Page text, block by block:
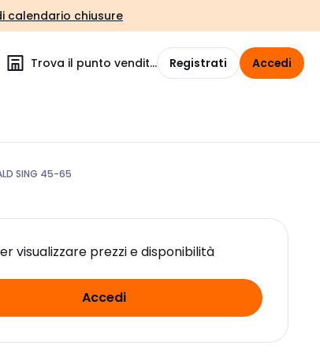
calendario chiusure
Trova il punto vendita Registrati Accedi
SING 45-65
visualizzare prezzi e disponibilità
Accedi